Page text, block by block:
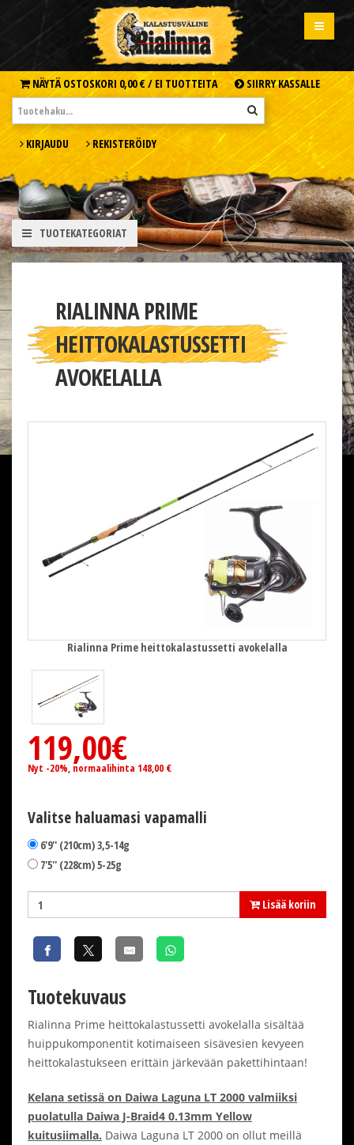
NÄYTÄ OSTOSKORI 0,00 € / EI TUOTTEITA SIIRRY KASSALLE
KIRJAUDU REKISTERÖIDY
TUOTEKATEGORIAT
RIALINNA PRIME
HEITTOKALASTUSSETTI
AVOKELALLA
Rialinna Prime heittokalastussetti avokelalla
119,00€
Nyt -20%, normaalihinta 148,00 €
Valitse haluamasi vapamalli
6'9'' (210cm) 3,5-14g
7'5'' (228cm) 5-25g
Lisää koriin
Tuotekuvaus
Rialinna Prime heittokalastussetti avokelalla sisältää
huippukomponentit kotimaiseen sisävesien kevyeen
heittokalastukseen erittäin järkevään pakettihintaan!
Kelana setissä on Daiwa Laguna LT 2000 valmiiksi
puolatulla Daiwa J-Braid4 0.13mm Yellow
kuitusiimalla. Daiwa Laguna LT 2000 on ollut meillä